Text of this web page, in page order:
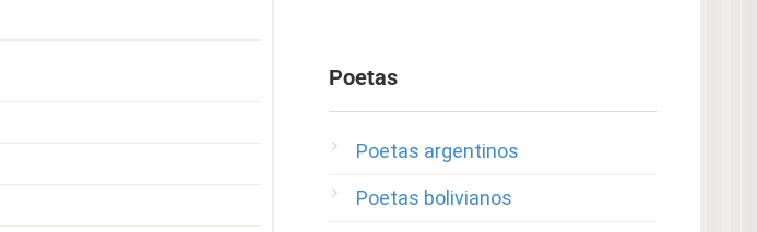
Poetas
Poetas argentinos
Poetas bolivianos